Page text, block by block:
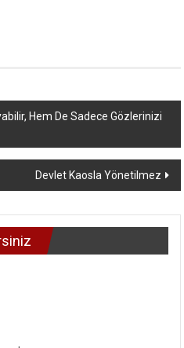
Hem De Sadece Gözlerinizi
Devlet Kaosla Yönetilmez